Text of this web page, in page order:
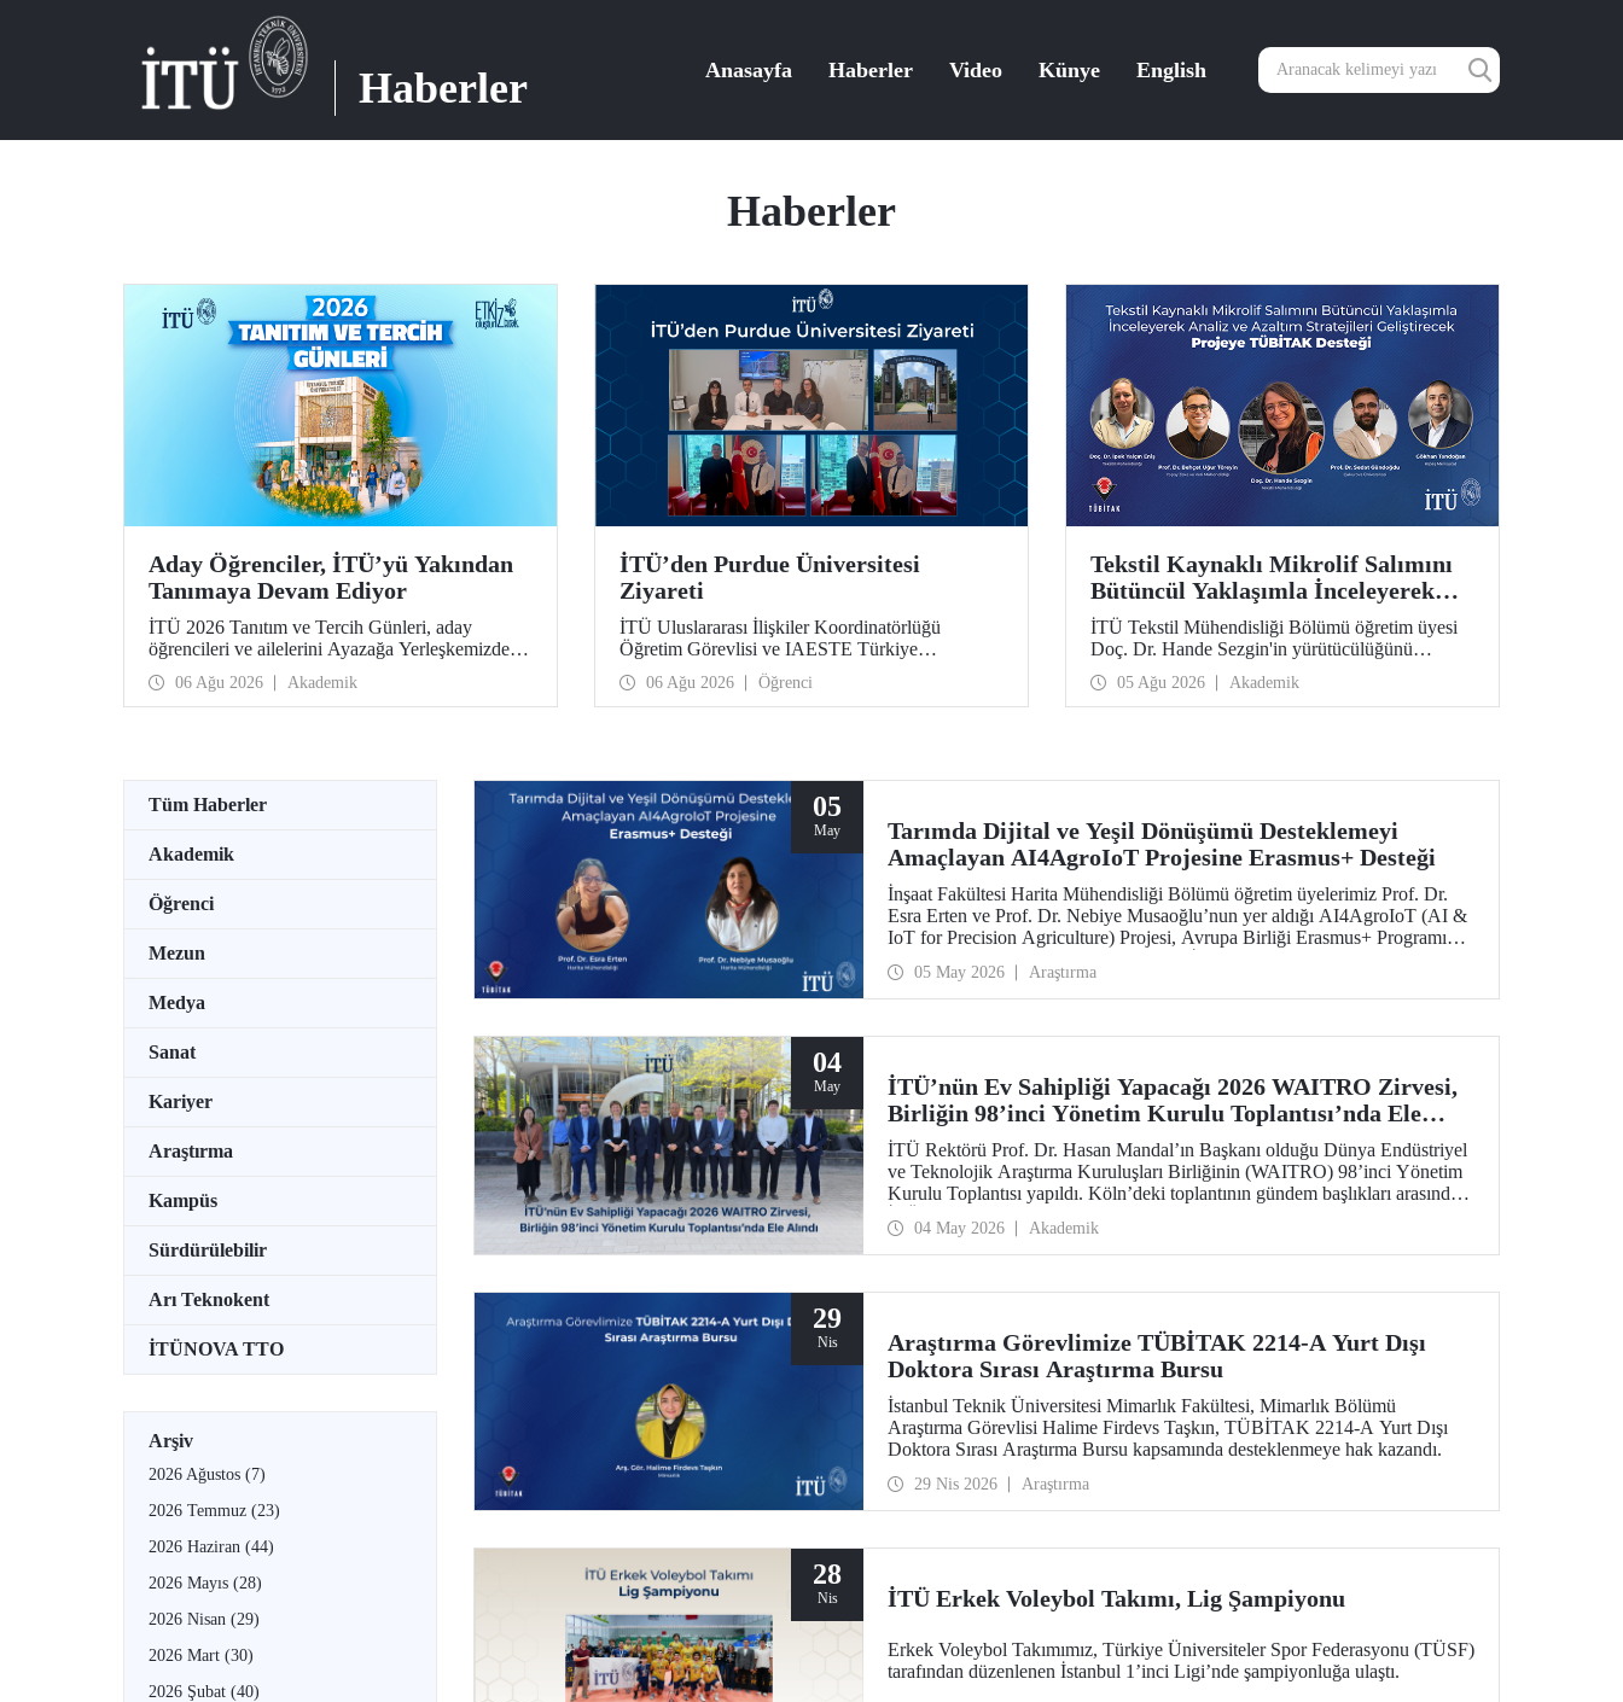
Haberler Anasayfa Haberler Video Künye English
Haberler
Aday Öğrenciler, İTÜ’yü Yakından
Tanımaya Devam Ediyor
İTÜ 2026 Tanıtım ve Tercih Günleri, aday
öğrencileri ve ailelerini Ayazağa Yerleşkemizde
ağırlamaya devam ediyor. Tanıtım ve Tercih
Günleri 7 Ağustos’ta tamamlanacak, ilgili fakülte
ve birimler adaylara bilgi vermeye devam edecek.
06 Ağu 2026 Akademik
İTÜ’den Purdue Üniversitesi
Ziyareti
İTÜ Uluslararası İlişkiler Koordinatörlüğü
Öğretim Görevlisi ve IAESTE Türkiye
Sorumlusu Cahit Okan, akademik ilişkileri ve iş
birliğini geliştirmek amacıyla 20-27 Temmuz
tarihlerinde ABD’de dünyanın önde gelen
06 Ağu 2026 Öğrenci
Tekstil Kaynaklı Mikrolif Salımını
Bütüncül Yaklaşımla İnceleyerek
Analiz ve Azaltım Stratejileri
Geliştirecek Projeye TÜBİTAK
Desteği
İTÜ Tekstil Mühendisliği Bölümü öğretim üyesi
Doç. Dr. Hande Sezgin'in yürütücülüğünü
üstlendiği “Sürdürülebilir Pamuk ve Polyester
Esaslı Tekstil Ürünlerinde Kullanım Koşullarına
Bağlı Mikrolif Salımı: Aşınma, UV Maruziyeti ve
proje, TÜBİTAK 2515 – COST Aksiyon Üyeleri
desteklenmeye hak kazandı.
05 Ağu 2026 Akademik
Tüm Haberler
Akademik
Öğrenci
Mezun
Medya
Sanat
Kariyer
Araştırma
Kampüs
Sürdürülebilir
Arı Teknokent
İTÜNOVA TTO
Arşiv
2026 Ağustos (7)
2026 Temmuz (23)
2026 Haziran (44)
2026 Mayıs (28)
2026 Nisan (29)
2026 Mart (30)
2026 Şubat (40)
05
May
Tarımda Dijital ve Yeşil Dönüşümü Desteklemeyi
Amaçlayan AI4AgroIoT Projesine Erasmus+ Desteği
İnşaat Fakültesi Harita Mühendisliği Bölümü öğretim üyelerimiz Prof. Dr.
Esra Erten ve Prof. Dr. Nebiye Musaoğlu’nun yer aldığı AI4AgroIoT (AI &
IoT for Precision Agriculture) Projesi, Avrupa Birliği Erasmus+ Programı
desteklendi.
05 May 2026 Araştırma
04
May
İTÜ’nün Ev Sahipliği Yapacağı 2026 WAITRO Zirvesi,
Birliğin 98’inci Yönetim Kurulu Toplantısı’nda Ele
Alındı
İTÜ Rektörü Prof. Dr. Hasan Mandal’ın Başkanı olduğu Dünya Endüstriyel
ve Teknolojik Araştırma Kuruluşları Birliğinin (WAITRO) 98’inci Yönetim
Kurulu Toplantısı yapıldı. Köln’deki toplantının gündem başlıkları arasında
04 May 2026 Akademik
29
Nis
Araştırma Görevlimize TÜBİTAK 2214-A Yurt Dışı
Doktora Sırası Araştırma Bursu
İstanbul Teknik Üniversitesi Mimarlık Fakültesi, Mimarlık Bölümü
Araştırma Görevlisi Halime Firdevs Taşkın, TÜBİTAK 2214-A Yurt Dışı
Doktora Sırası Araştırma Bursu kapsamında desteklenmeye hak kazandı.
29 Nis 2026 Araştırma
28
Nis İTÜ Erkek Voleybol Takımı, Lig Şampiyonu
Erkek Voleybol Takımımız, Türkiye Üniversiteler Spor Federasyonu (TÜSF)
tarafından düzenlenen İstanbul 1’inci Ligi’nde şampiyonluğa ulaştı.